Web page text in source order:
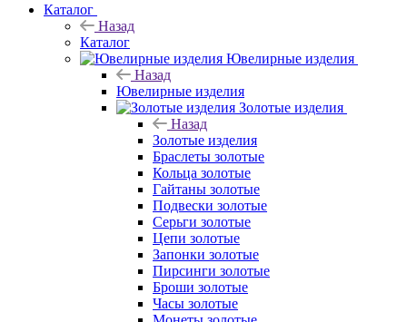
Каталог
Назад
Каталог
Ювелирные изделия
Назад
Ювелирные изделия
Золотые изделия
Назад
Золотые изделия
Браслеты золотые
Кольца золотые
Гайтаны золотые
Подвески золотые
Серьги золотые
Цепи золотые
Запонки золотые
Пирсинги золотые
Броши золотые
Часы золотые